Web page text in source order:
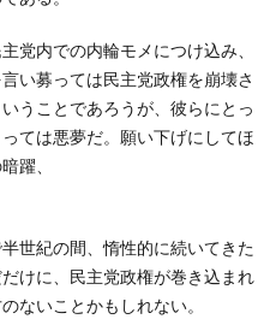
党内での内輪モメにつけ込み、
い募っては民主党政権を崩壊さ
うことであろうが、彼らにとっ
ては悪夢だ。願い下げにしてほ
躍、
世紀の間、惰性的に続いてきた
けに、民主党政権が巻き込まれ
ないことかもしれない。